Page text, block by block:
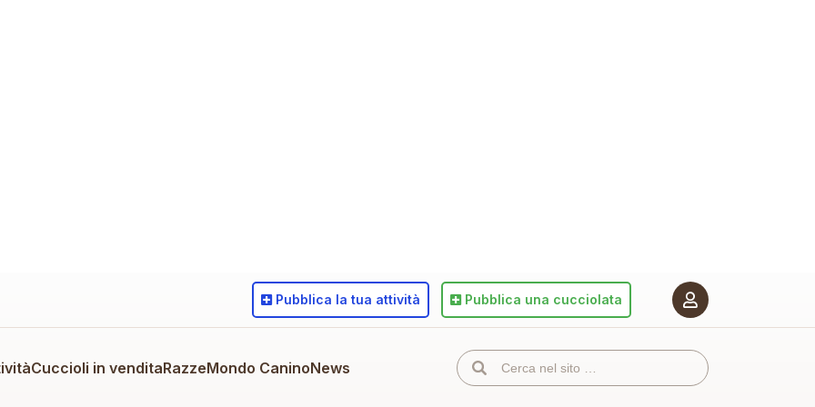
Cuccioli in venditaRazzeMondo CaninoNews
Pubblica la tua attività Pubblica una cucciolata